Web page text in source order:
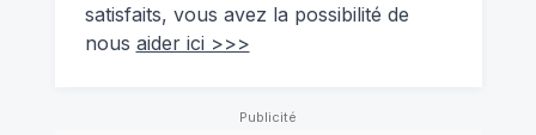
satisfaits, vous avez la possibilité de
nous aider ici >>>